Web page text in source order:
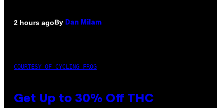
2 hours agoBy Dan Milam
COURTESY OF CYCLING FROG
Get Up to 30% Off THC